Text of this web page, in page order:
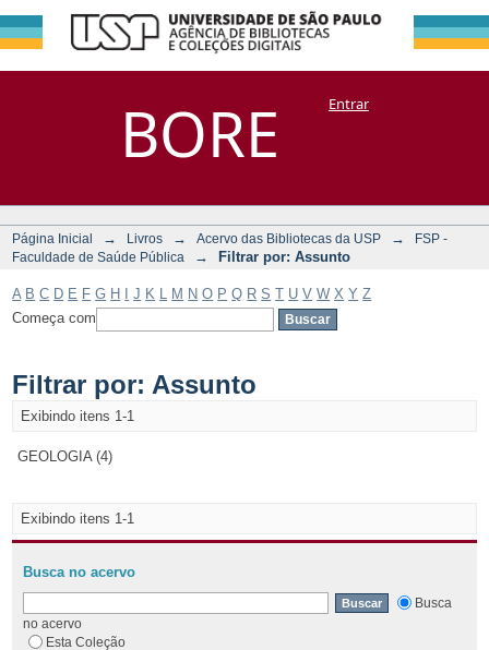
BORE
Filtrar por:
Assunto
DSpace/Manakin + CoriscoEntrar
Página Inicial → Livros → Acervo das Bibliotecas da USP →
FSP -
Faculdade de Saúde Pública
→ Filtrar por: Assunto
A B C D E F G H J K M N O P Q R S T U V W X Y Z
Começa com
Filtrar por: Assunto
Exibindo itens 1-1
GEOLOGIA (4)
Exibindo itens 1-1
Busca no acervo
Busca
no acervo
Esta Coleção